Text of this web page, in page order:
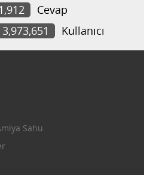
Cevap
3,973,651 Kullanıcı
Sahu